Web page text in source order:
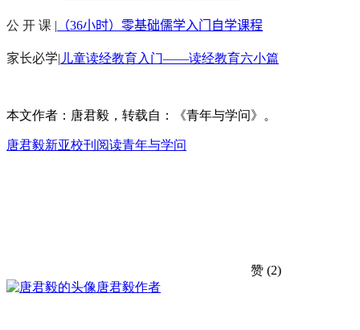
公 开 课 | （36小时）零基础儒学入门自学课程
家长必学| 儿童读经教育入门——读经教育六小篇
本文作者：唐君毅，转载自：《青年与学问》。
唐君毅新亚校刊 阅读青年与学问
赞 (2)
唐君毅作者